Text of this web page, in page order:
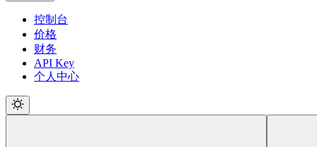
控制台
价格
财务
API Key
个人中心